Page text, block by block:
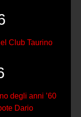
Club Taurino
degli anni ’60
Dario